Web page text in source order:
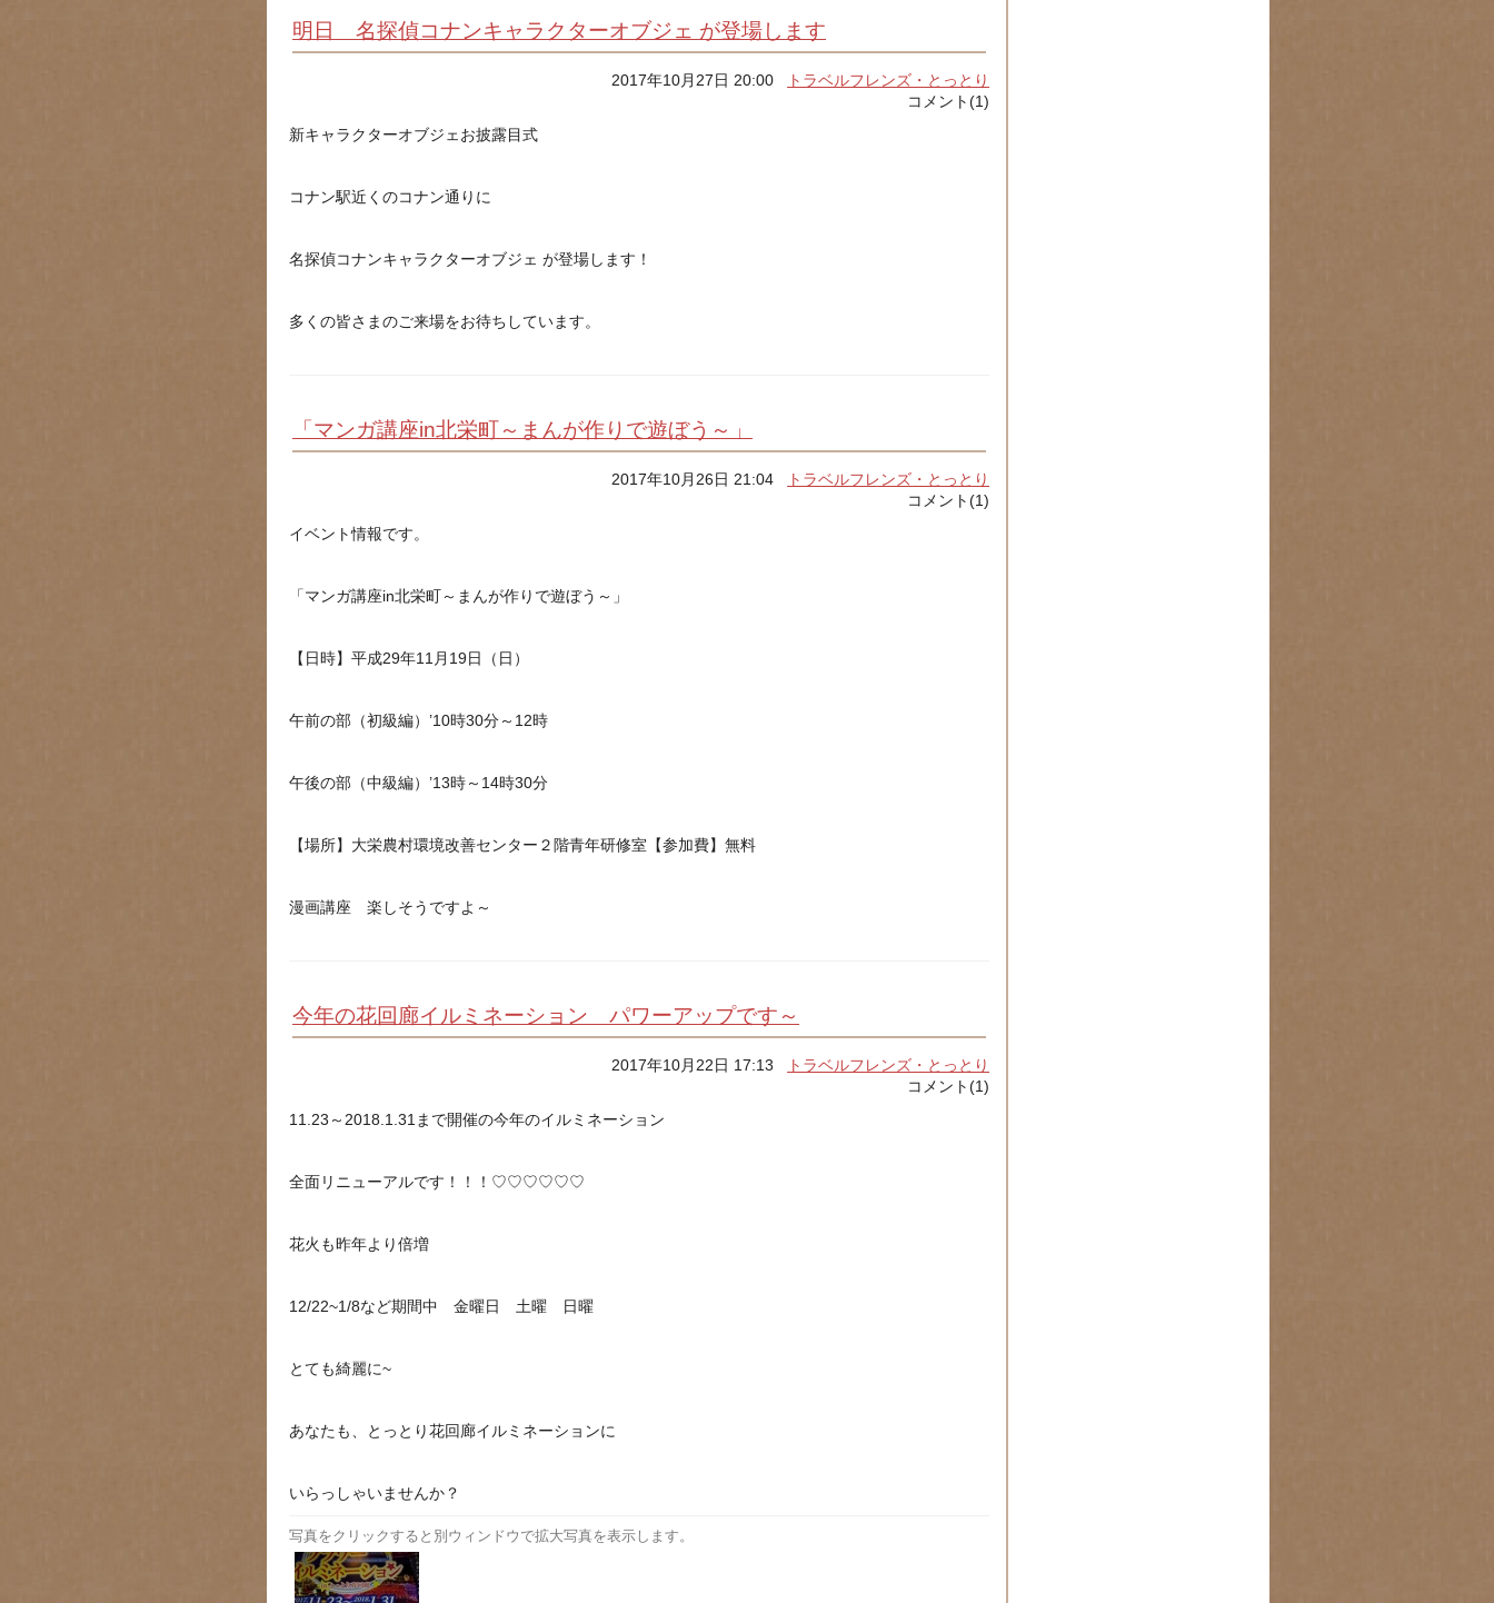
明日 名探偵コナンキャラクターオブジェ が登場します
2017年10月27日 20:00
トラベルフレンズ・とっとり
コメント(1)
新キャラクターオブジェお披露目式
コナン駅近くのコナン通りに
名探偵コナンキャラクターオブジェ が登場します！
多くの皆さまのご来場をお待ちしています。
「マンガ講座in北栄町～まんが作りで遊ぼう～」
2017年10月26日 21:04
トラベルフレンズ・とっとり
コメント(1)
イベント情報です。
「マンガ講座in北栄町～まんが作りで遊ぼう～」
【日時】平成29年11月19日（日）
午前の部（初級編）’10時30分～12時
午後の部（中級編）’13時～14時30分
【場所】大栄農村環境改善センター２階青年研修室【参加費】無料
漫画講座 楽しそうですよ～
今年の花回廊イルミネーション パワーアップです～
2017年10月22日 17:13
トラベルフレンズ・とっとり
コメント(1)
11.23～2018.1.31まで開催の今年のイルミネーション
全面リニューアルです！！！♡♡♡♡♡♡
花火も昨年より倍増
12/22~1/8など期間中 金曜日 土曜 日曜
とても綺麗に~
あなたも、とっとり花回廊イルミネーションに
いらっしゃいませんか？
写真をクリックすると別ウィンドウで拡大写真を表示します。